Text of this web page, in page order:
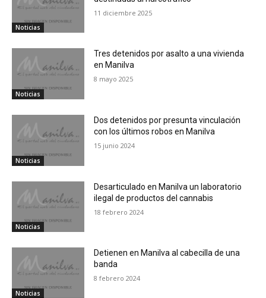
Noticias
11 diciembre 2025
Noticias
Tres detenidos por asalto a una vivienda
en Manilva
8 mayo 2025
Noticias
Dos detenidos por presunta vinculación
con los últimos robos en Manilva
15 junio 2024
Noticias
Desarticulado en Manilva un laboratorio
ilegal de productos del cannabis
18 febrero 2024
Noticias
Detienen en Manilva al cabecilla de una
banda
8 febrero 2024